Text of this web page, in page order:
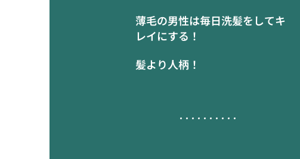
薄毛の男性は毎日洗髪をしてキ
レイにする！
髪より人柄！